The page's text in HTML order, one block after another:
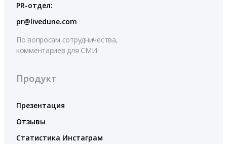
PR-отдел:
pr@livedune.com
По вопросам сотрудничества,
комментариев для СМИ
Продукт
Презентация
Отзывы
Статистика Инстаграм